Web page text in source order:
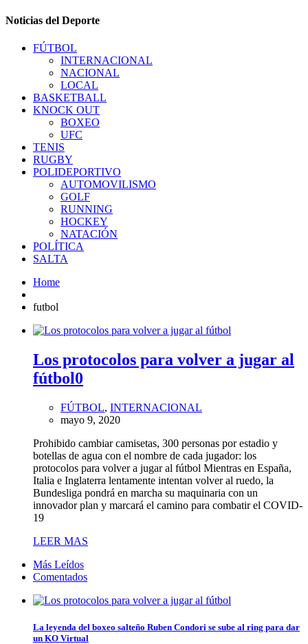
Noticias del Deporte
FÚTBOL
INTERNACIONAL
NACIONAL
LOCAL
BASKETBALL
KNOCK OUT
BOXEO
UFC
TENIS
RUGBY
POLIDEPORTIVO
AUTOMOVILISMO
GOLF
RUNNING
HOCKEY
NATACIÓN
POLÍTICA
SALTA
Home
futbol
Los protocolos para volver a jugar al
fútbol0
FÚTBOL, INTERNACIONAL
mayo 9, 2020
Prohibido cambiar camisetas, 300 personas por estadio y
botellas de agua con el nombre de cada jugador: los
protocolos para volver a jugar al fútbol Mientras en España,
Italia e Inglaterra lentamente intentan volver al ruedo, la
Bundesliga pondrá en marcha su maquinaria con un
innovador plan y marcará el camino para combatir el COVID-
19
LEER MAS
Más Leídos
Comentados
La leyenda del boxeo salteño Ruben Condori se sube al ring para dar
un KO Virtual